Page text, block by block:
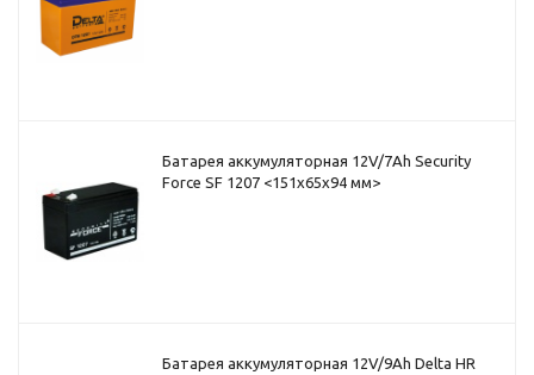
Батарея аккумуляторная 12V/7Ah Security
Force SF 1207 <151x65x94 мм>
Батарея аккумуляторная 12V/9Ah Delta HR